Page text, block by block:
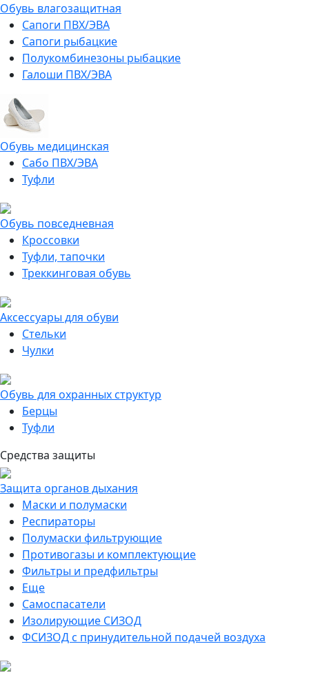
Обувь влагозащитная
Сапоги ПВХ/ЭВА
Сапоги рыбацкие
Полукомбинезоны рыбацкие
Галоши ПВХ/ЭВА
Обувь медицинская
Сабо ПВХ/ЭВА
Туфли
Обувь повседневная
Кроссовки
Туфли, тапочки
Треккинговая обувь
Аксессуары для обуви
Стельки
Чулки
Обувь для охранных структур
Берцы
Туфли
Средства защиты
Защита органов дыхания
Маски и полумаски
Респираторы
Полумаски фильтрующие
Противогазы и комплектующие
Фильтры и предфильтры
Еще
Самоспасатели
Изолирующие СИЗОД
ФСИЗОД с принудительной подачей воздуха